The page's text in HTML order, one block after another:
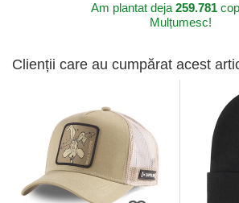
Am plantat deja 259.781
Mulțumesc!
Clienții care au cumpărat acest